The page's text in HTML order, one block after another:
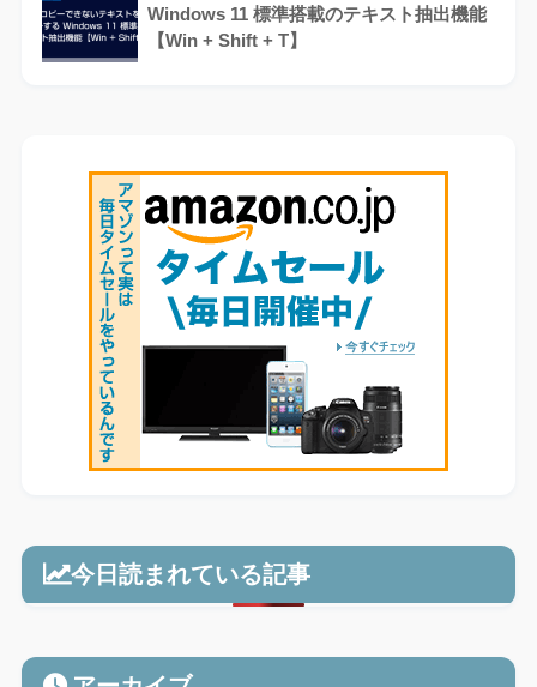
Windows 11 標準搭載のテキスト抽出機能
【Win + Shift + T】
今日読まれている記事